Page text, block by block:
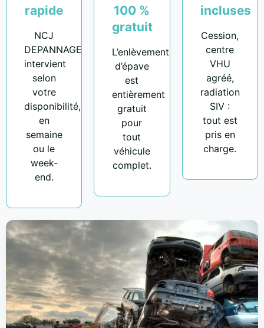
rapide
NCJ
DEPANNAGE
intervient
selon
votre
disponibilité,
en
semaine
ou le
week-
end.
100 %
gratuit
L’enlèvement
d’épave
est
entièrement
gratuit
pour
tout
véhicule
complet.
incluses
Cession,
centre
VHU
agréé,
radiation
SIV :
tout est
pris en
charge.